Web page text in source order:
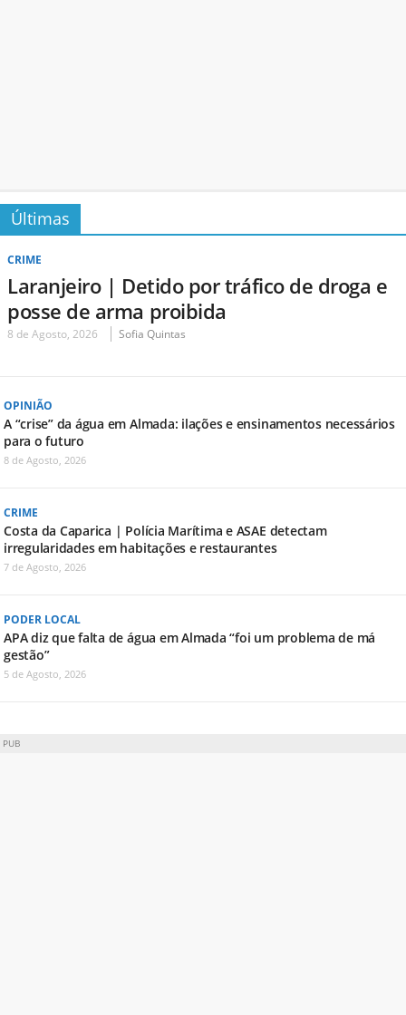
Últimas
CRIME
Laranjeiro | Detido por tráfico de droga e
posse de arma proibida
8 de Agosto, 2026 Sofia Quintas
OPINIÃO
A “crise” da água em Almada: ilações e ensinamentos necessários
para o futuro
8 de Agosto, 2026
CRIME
Costa da Caparica | Polícia Marítima e ASAE detectam
irregularidades em habitações e restaurantes
7 de Agosto, 2026
PODER LOCAL
APA diz que falta de água em Almada “foi um problema de má
gestão”
5 de Agosto, 2026
PUB